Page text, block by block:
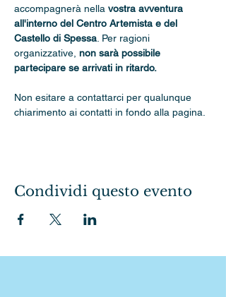
accompagnerà nella vostra avventura
all'interno del Centro Artemista e del
Castello di Spessa . Per ragioni
organizzative, non sarà possibile
partecipare se arrivati in ritardo.
Non esitare a contattarci per qualunque
chiarimento ai contatti in fondo alla pagina.
Condividi questo evento